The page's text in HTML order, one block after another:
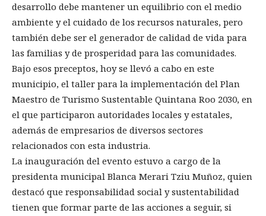
desarrollo debe mantener un equilibrio con el medio
ambiente y el cuidado de los recursos naturales, pero
también debe ser el generador de calidad de vida para
las familias y de prosperidad para las comunidades.
Bajo esos preceptos, hoy se llevó a cabo en este
municipio, el taller para la implementación del Plan
Maestro de Turismo Sustentable Quintana Roo 2030, en
el que participaron autoridades locales y estatales,
además de empresarios de diversos sectores
relacionados con esta industria.
La inauguración del evento estuvo a cargo de la
presidenta municipal Blanca Merari Tziu Muñoz, quien
destacó que responsabilidad social y sustentabilidad
tienen que formar parte de las acciones a seguir, si